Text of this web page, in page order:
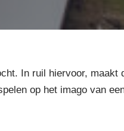
In ruil hiervoor, maakt
op het imago van